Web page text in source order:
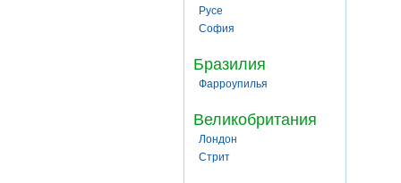
Русе
София
Бразилия
Фарроупилья
Великобритания
Лондон
Стрит